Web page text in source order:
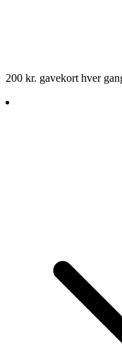
200 kr. gavekort hver